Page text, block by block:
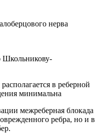
нерва
Школьникову-
в реберной
минимальна
межреберная блокада
ребра, но и в